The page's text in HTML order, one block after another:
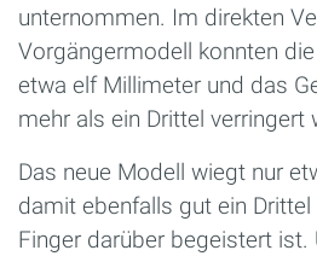
unternommen. Im direkten
Vorgängermodell konnten
etwa elf Millimeter und das
mehr als ein Drittel verringert
Das neue Modell wiegt nur
damit ebenfalls gut ein
Finger darüber begeistert ist.